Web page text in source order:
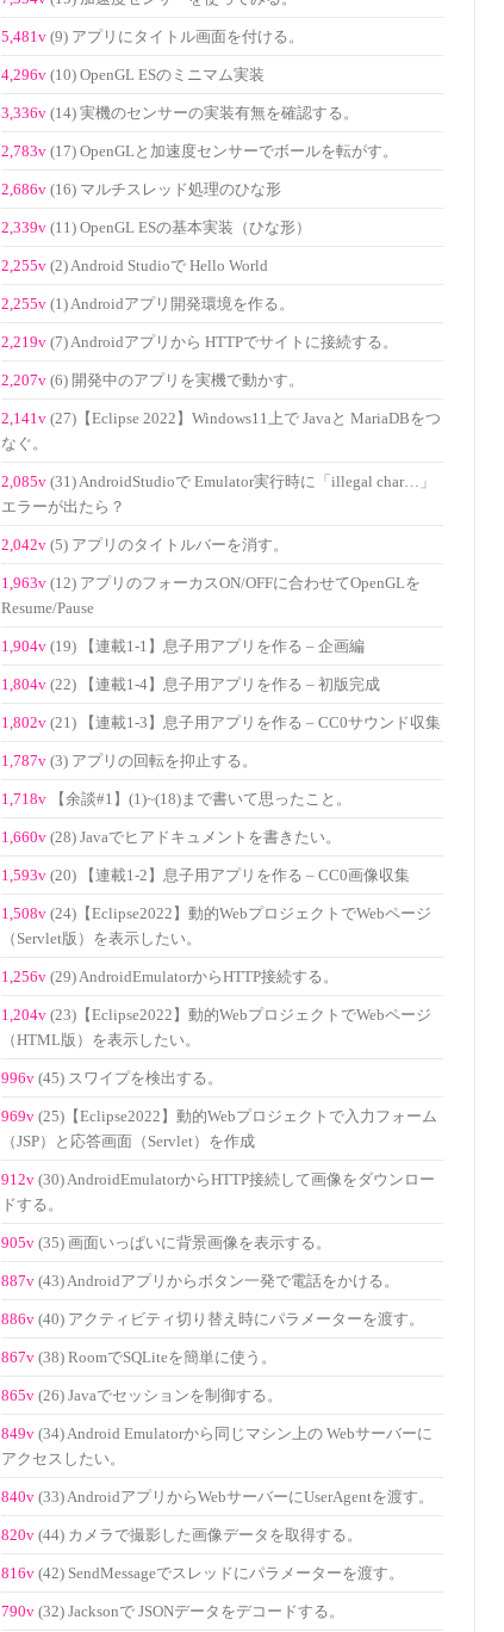
5,481v (9) アプリにタイトル画面を付ける。
4,296v (10) OpenGL ESのミニマム実装
3,336v (14) 実機のセンサーの実装有無を確認する。
2,783v (17) OpenGLと加速度センサーでボールを転がす。
2,686v (16) マルチスレッド処理のひな形
2,339v (11) OpenGL ESの基本実装（ひな形）
2,255v (2) Android Studioで Hello World
2,255v (1) Androidアプリ開発環境を作る。
2,219v (7) Androidアプリから HTTPでサイトに接続する。
2,207v (6) 開発中のアプリを実機で動かす。
2,141v (27)【Eclipse 2022】Windows11上で Javaと MariaDBをつ
なぐ。
2,085v (31) AndroidStudioで Emulator実行時に「illegal char…」
エラーが出たら？
2,042v (5) アプリのタイトルバーを消す。
1,963v (12) アプリのフォーカスON/OFFに合わせてOpenGLを
Resume/Pause
1,904v (19) 【連載1-1】息子用アプリを作る – 企画編
1,804v (22) 【連載1-4】息子用アプリを作る – 初版完成
1,802v (21) 【連載1-3】息子用アプリを作る – CC0サウンド収集
1,787v (3) アプリの回転を抑止する。
1,718v 【余談#1】(1)~(18)まで書いて思ったこと。
1,660v (28) Javaでヒアドキュメントを書きたい。
1,593v (20) 【連載1-2】息子用アプリを作る – CC0画像収集
1,508v (24)【Eclipse2022】動的WebプロジェクトでWebページ
（Servlet版）を表示したい。
1,256v (29) AndroidEmulatorからHTTP接続する。
1,204v (23)【Eclipse2022】動的WebプロジェクトでWebページ
（HTML版）を表示したい。
996v (45) スワイプを検出する。
969v (25)【Eclipse2022】動的Webプロジェクトで入力フォーム
（JSP）と応答画面（Servlet）を作成
912v (30) AndroidEmulatorからHTTP接続して画像をダウンロー
ドする。
905v (35) 画面いっぱいに背景画像を表示する。
887v (43) Androidアプリからボタン一発で電話をかける。
886v (40) アクティビティ切り替え時にパラメーターを渡す。
867v (38) RoomでSQLiteを簡単に使う。
865v (26) Javaでセッションを制御する。
849v (34) Android Emulatorから同じマシン上の Webサーバーに
アクセスしたい。
840v (33) AndroidアプリからWebサーバーにUserAgentを渡す。
820v (44) カメラで撮影した画像データを取得する。
816v (42) SendMessageでスレッドにパラメーターを渡す。
790v (32) Jacksonで JSONデータをデコードする。